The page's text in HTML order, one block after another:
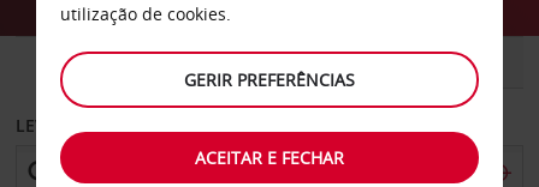
CARRO COMERCIAIS
LEVANTAR EM
utilização de cookies.
GERIR PREFERÊNCIAS
ACEITAR E FECHAR